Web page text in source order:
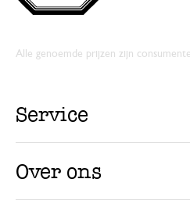
Alle genoemde prijzen zijn
Service
Over ons